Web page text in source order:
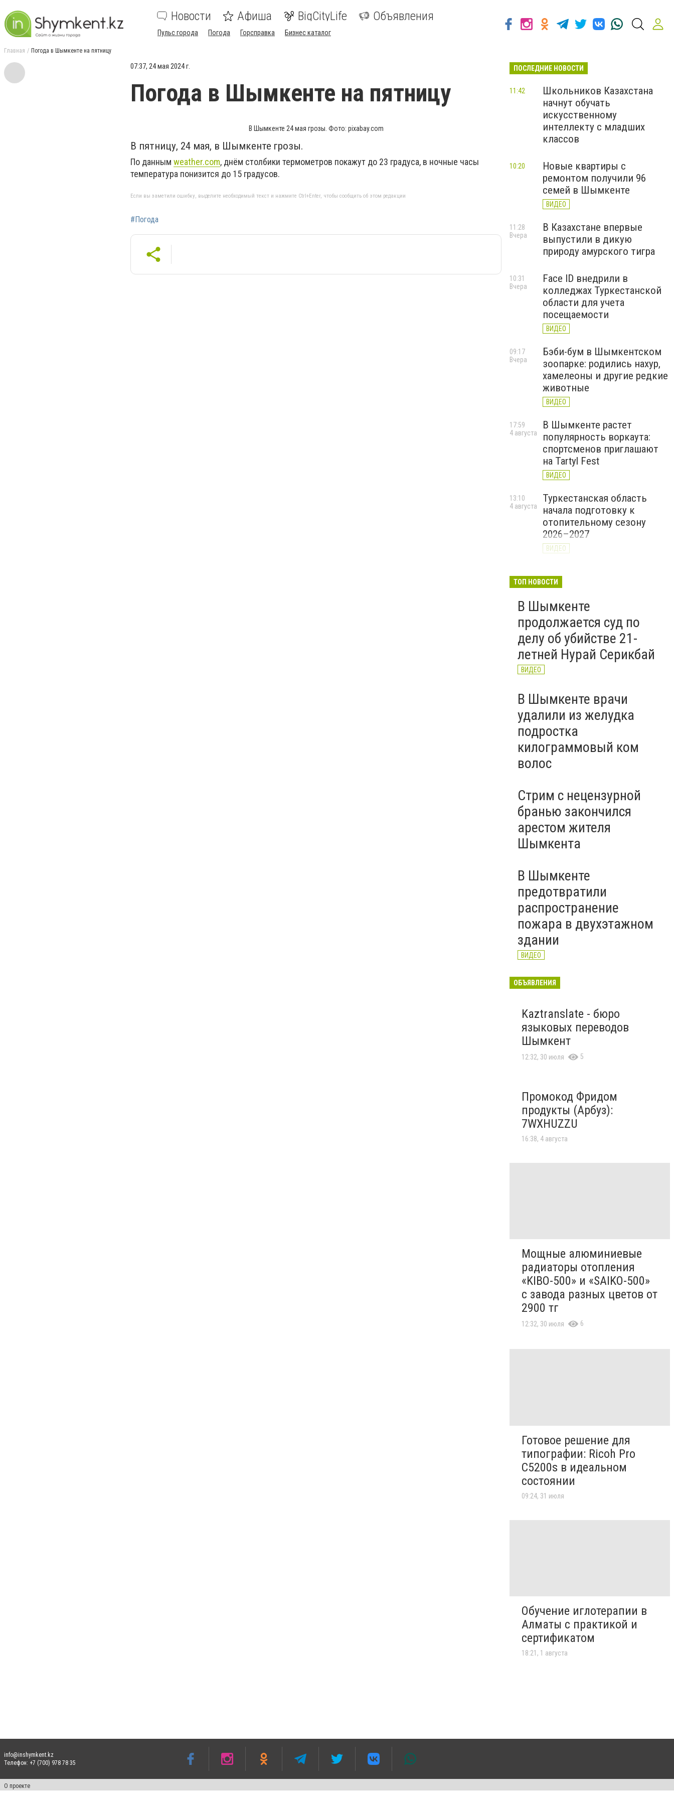
Новости Афиша BigCityLife Объявления
Пульс города Погода Горсправка Бизнес каталог
Главная Погода в Шымкенте на пятницу
07:37, 24 мая 2024 г.
Погода в Шымкенте на пятницу
В Шымкенте 24 мая грозы. Фото: pixabay.com
В пятницу, 24 мая, в Шымкенте грозы.
По данным weather.com, днём столбики термометров покажут до 23 градуса, в ночные часы
температура понизится до 15 градусов.
Если вы заметили ошибку, выделите необходимый текст и нажмите Ctrl+Enter, чтобы сообщить об этом редакции
#Погода
ПОСЛЕДНИЕ НОВОСТИ
Школьников Казахстана
начнут обучать
искусственному
интеллекту с младших
классов
11:42
Новые квартиры с
ремонтом получили 96
семей в Шымкенте
ВИДЕО
10:20
В Казахстане впервые
выпустили в дикую
природу амурского тигра
11:28
Вчера
Face ID внедрили в
колледжах Туркестанской
области для учета
посещаемости
ВИДЕО
10:31
Вчера
Бэби-бум в Шымкентском
зоопарке: родились нахур,
хамелеоны и другие редкие
животные
ВИДЕО
09:17
Вчера
В Шымкенте растет
популярность воркаута:
спортсменов приглашают
на Tartyl Fest
ВИДЕО
17:59
4 августа
Туркестанская область
начала подготовку к
отопительному сезону
2026–2027
ВИДЕО
13:10
4 августа
Туркестанскую область
шквал
4 августа
ТОП НОВОСТИ
В Шымкенте
продолжается суд по
делу об убийстве 21-
летней Нурай Серикбай
ВИДЕО
В Шымкенте врачи
удалили из желудка
подростка
килограммовый ком
волос
Стрим с нецензурной
бранью закончился
арестом жителя
Шымкента
В Шымкенте
предотвратили
распространение
пожара в двухэтажном
здании
ВИДЕО
ОБЪЯВЛЕНИЯ
Kaztranslate - бюро
языковых переводов
Шымкент
12:32, 30 июля 5
Промокод Фридом
продукты (Арбуз):
7WXHUZZU
16:38, 4 августа
Мощные алюминиевые
радиаторы отопления
«KIBO-500» и «SAIKO-500»
с завода разных цветов от
2900 тг
12:32, 30 июля 6
Готовое решение для
типографии: Ricoh Pro
C5200s в идеальном
состоянии
09:24, 31 июля
Обучение иглотерапии в
Алматы с практикой и
сертификатом
18:21, 1 августа
info@inshymkent.kz
Телефон: +7 (700) 978 78 35
О проекте